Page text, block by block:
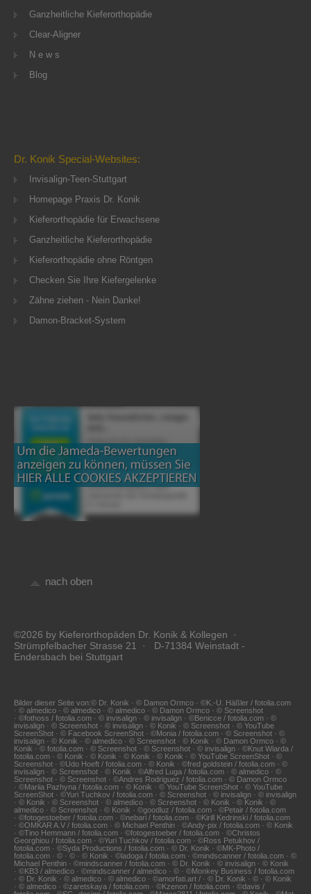
Ganzheitliche Kieferorthopädie
Clear-Aligner
N e w s
Blog
Dr. Konik Special-Websites:
Invisalign-Teen-Stuttgart
Homepage Praxis Dr. Konik
Kieferorthopädie für Erwachsene
Ganzheitliche Kieferorthopädie
Kieferorthopädie ohne Röntgen
Checken Sie Ihre Kiefergelenke
Zähne ziehen - Nein Danke!
Damon-Bracket-System
nach oben
©2026 by Kieferorthopäden Dr. Konik & Kollegen ·
Strümpfelbacher Strasse 21 · D-71384 Weinstadt -
Endersbach bei Stuttgart
Bilder dieser Seite von:© Dr. Konik · © Damon Ormco · ©K.-U. Häßler / fotolia.com
· © almedico · © almedico · © almedico · © Damon Ormco · © Screenshot
· ©fothoss / fotolia.com · © invisalign · © invisalign · ©Benicce / fotolia.com · ©
invisalign · © Screenshot · © invisalign · © Konik · © Screenshot · © YouTube
ScreenShot · © Facebook ScreenShot · ©Monia / fotolia.com · © Screenshot · ©
invisalign · © Konik · © almedico · © Screenshot · © Konik · © Damon Ormco · ©
Konik · © fotolia.com · © Screenshot · © Screenshot · © invisalign · ©Knut Wiarda /
fotolia.com · © Konik · © Konik · © Konik · © Konik · © YouTube ScreenShot · ©
Screenshot · ©Udo Hoeft / fotolia.com · © Konik · ©fred goldstein / fotolia.com · ©
invisalign · © Screenshot · © Konik · ©Alfred Luga / fotolia.com · © almedico · ©
Screenshot · © Screenshot · ©Andres Rodriguez / fotolia.com · © Damon Ormco
· ©Mariia Pazhyna / fotolia.com · © Konik · © YouTube ScreenShot · © YouTube
ScreenShot · ©Yuri Tuchkov / fotolia.com · © Screenshot · © invisalign · © invisalign
· © Konik · © Screenshot · © almedico · © Screenshot · © Konik · © Konik · ©
almedico · © Screenshot · © Konik · ©goodluz / fotolia.com · ©Petair / fotolia.com
· ©fotogestoeber / fotolia.com · ©nebari / fotolia.com · ©Kirill Kedrinski / fotolia.com
· ©OMKAR A.V / fotolia.com · © Michael Penthin · ©Andy-pix / fotolia.com · © Konik
· ©Tino Hemmann / fotolia.com · ©fotogestoeber / fotolia.com · ©Christos
Georghiou / fotolia.com · ©Yuri Tuchkov / fotolia.com · ©Ross Petukhov /
fotolia.com · ©Syda Productions / fotolia.com · © Dr. Konik · ©MK-Photo /
fotolia.com · © · © · © Konik · ©ladoga / fotolia.com · ©mindscanner / fotolia.com · ©
Michael Penthin · ©mindscanner / fotolia.com · © Dr. Konik · © invisalign · © Konik
· ©KB3 / almedico · ©mindscanner / almedico · © · ©Monkey Business / fotolia.com
· © Dr. Konik · © almedico · © almedico · ©amorfati.art / · © Dr. Konik · © · © Konik
· © almedico · ©zaretskaya / fotolia.com · ©Kzenon / fotolia.com · ©davis /